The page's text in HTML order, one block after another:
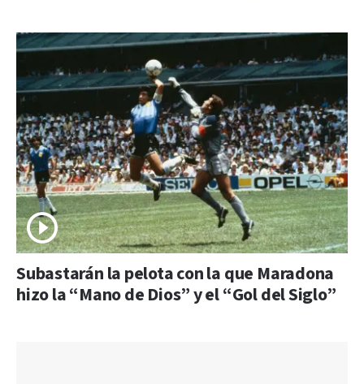
Subastarán la pelota con la que Maradona
hizo la “Mano de Dios” y el “Gol del Siglo”